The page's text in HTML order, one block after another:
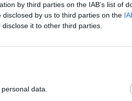
by third parties on the IAB’s list of
by us to third parties on the
it to other third parties.
data.
oggi 5 giugno
per la panchina idea